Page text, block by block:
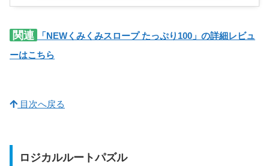
関連
「NEWくみくみスロープ たっぷり100」の詳細レビュ
ーはこちら
目次へ戻る
ロジカルルートパズル